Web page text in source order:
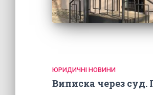
ЮРИДИЧНІ НОВИНИ
Виписка через